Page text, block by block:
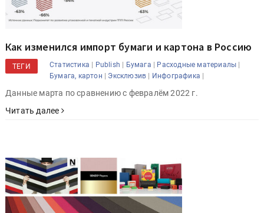
Как изменился импорт бумаги и картона в Россию
ТЕГИ Статистика | Publish | Бумага | Расходные материалы |
Бумага, картон | Эксклюзив | Инфографика |
Данные марта по сравнению с февралём 2022 г.
Читать далее